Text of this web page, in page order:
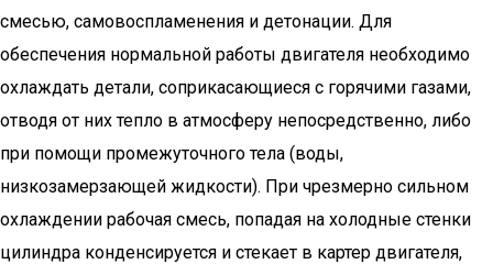
смесью, самовоспламенения и детонации. Для
обеспечения нормальной работы двигателя необходимо
охлаждать детали, соприкасающиеся с горячими газами,
отводя от них тепло в атмосферу непосредственно, либо
при помощи промежуточного тела (воды,
низкозамерзающей жидкости). При чрезмерно сильном
охлаждении рабочая смесь, попадая на холодные стенки
цилиндра конденсируется и стекает в картер двигателя,